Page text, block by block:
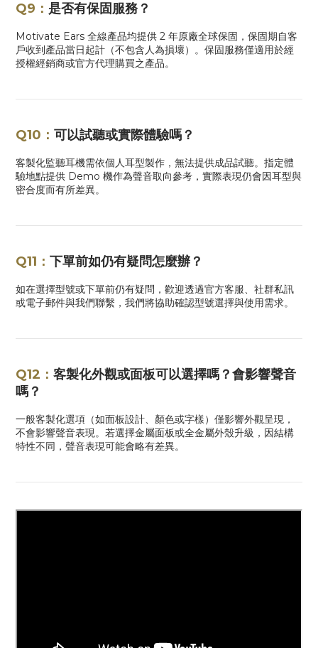
Q9： 是否有保固服務？
Motivate Ears 全線產品均提供 2 年原廠全球保固，保固期自客
戶收到產品當日起計（不包含人為損壞）。保固服務僅適用於經
授權經銷商或官方代理購買之產品。
Q10： 可以試聽或實際體驗嗎？
客製化監聽耳機需依個人耳型製作，無法提供成品試聽。指定體
驗地點提供 Demo 機作為聲音取向參考，實際表現仍會因耳型與
密合度而有所差異。
Q11： 下單前如仍有疑問怎麼辦？
如在選擇型號或下單前仍有疑問，歡迎透過官方客服、社群私訊
或電子郵件與我們聯繫，我們將協助確認型號選擇與使用需求。
Q12： 客製化外觀或面板可以選擇嗎？會影響聲音
嗎？
一般客製化選項（如面板設計、顏色或字樣）僅影響外觀呈現，
不會影響聲音表現。若選擇金屬面板或全金屬外殼升級，因結構
特性不同，聲音表現可能會略有差異。